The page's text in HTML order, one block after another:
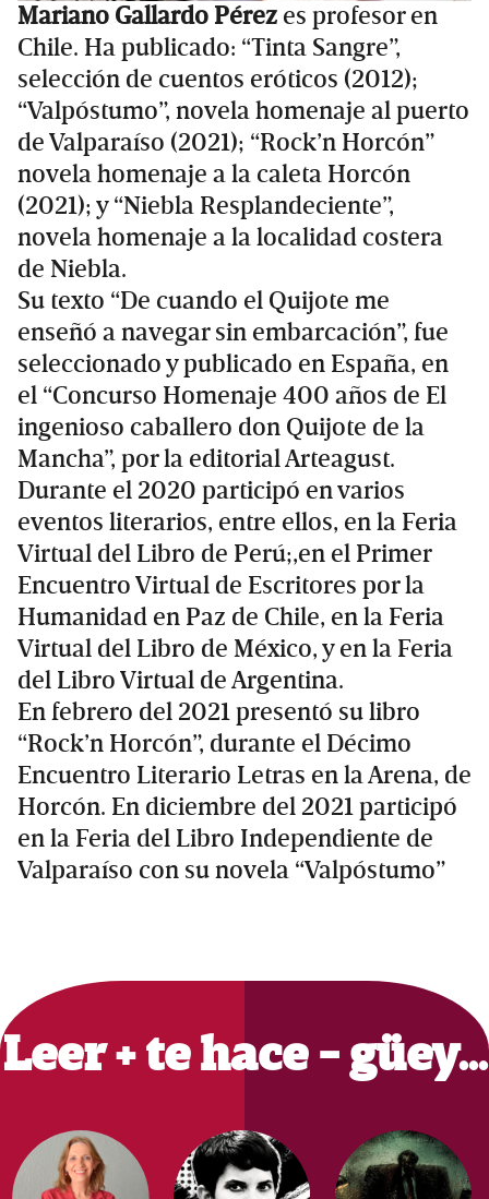
Mariano Gallardo Pérez es profesor en
Chile. Ha publicado: “Tinta Sangre”,
selección de cuentos eróticos (2012);
“Valpóstumo”, novela homenaje al puerto
de Valparaíso (2021); “Rock’n Horcón”
novela homenaje a la caleta Horcón
(2021); y “Niebla Resplandeciente”,
novela homenaje a la localidad costera
de Niebla.
Su texto “De cuando el Quijote me
enseñó a navegar sin embarcación”, fue
seleccionado y publicado en España, en
el “Concurso Homenaje 400 años de El
ingenioso caballero don Quijote de la
Mancha”, por la editorial Arteagust.
Durante el 2020 participó en varios
eventos literarios, entre ellos, en la Feria
Virtual del Libro de Perú;,en el Primer
Encuentro Virtual de Escritores por la
Humanidad en Paz de Chile, en la Feria
Virtual del Libro de México, y en la Feria
del Libro Virtual de Argentina.
En febrero del 2021 presentó su libro
“Rock’n Horcón”, durante el Décimo
Encuentro Literario Letras en la Arena, de
Horcón. En diciembre del 2021 participó
en la Feria del Libro Independiente de
Valparaíso con su novela “Valpóstumo”
Primary
Sidebar
Leer + te hace - güey…